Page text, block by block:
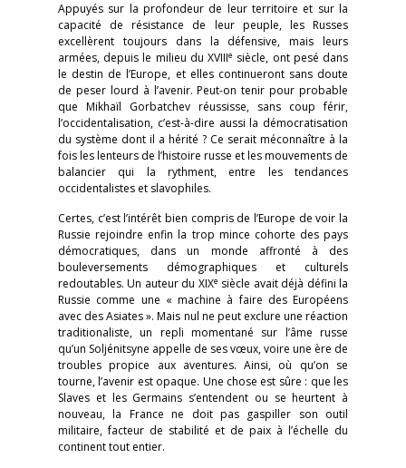
Appuyés sur la profondeur de leur territoire et sur la
capacité de résistance de leur peuple, les Russes
excellèrent toujours dans la défensive, mais leurs
armées, depuis le milieu du XVIIIe siècle, ont pesé dans
le destin de l’Europe, et elles continueront sans doute
de peser lourd à l’avenir. Peut-on tenir pour probable
que Mikhaïl Gorbatchev réussisse, sans coup férir,
l’occidentalisation, c’est-à-dire aussi la démocratisation
du système dont il a hérité ? Ce serait méconnaître à la
fois les lenteurs de l’histoire russe et les mouvements de
balancier qui la rythment, entre les tendances
occidentalistes et slavophiles.
Certes, c’est l’intérêt bien compris de l’Europe de voir la
Russie rejoindre enfin la trop mince cohorte des pays
démocratiques, dans un monde affronté à des
bouleversements démographiques et culturels
redoutables. Un auteur du XIXesiècle avait déjà défini la
Russie comme une « machine à faire des Européens
avec des Asiates ». Mais nul ne peut exclure une réaction
traditionaliste, un repli momentané sur l’âme russe
qu’un Soljénitsyne appelle de ses vœux, voire une ère de
troubles propice aux aventures. Ainsi, où qu’on se
tourne, l’avenir est opaque. Une chose est sûre : que les
Slaves et les Germains s’entendent ou se heurtent à
nouveau, la France ne doit pas gaspiller son outil
militaire, facteur de stabilité et de paix à l’échelle du
continent tout entier.